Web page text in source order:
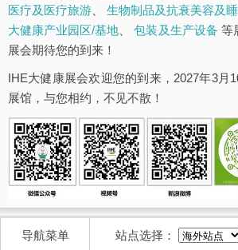
医疗及医疗旅游、 生物制品及抗衰美容及
大健康产业园区/基地、包装及生产设备 等
展会期待您的到来！
IHE大健康展会欢迎您的到来，2027年3月
展馆，与您相约，不见不散！
导航菜单 站点选择：